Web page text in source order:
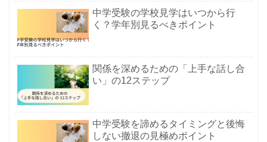
中学受験の学校見学はいつから行
く？学年別見るべきポイント
関係を深めるための「上手な話し合
い」の12ステップ
中学受験を諦めるタイミングと後悔
しない撤退の見極めポイント